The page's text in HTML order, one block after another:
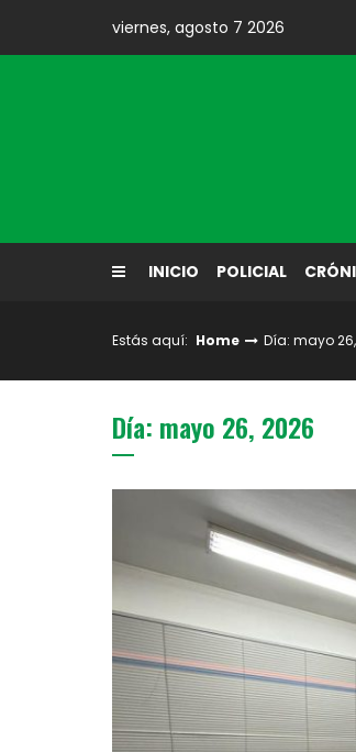
content
viernes, agosto 7 2026
Diario El
INICIO POLICIAL
Estás aquí: Home Día: mayo
Día: mayo 26, 2026